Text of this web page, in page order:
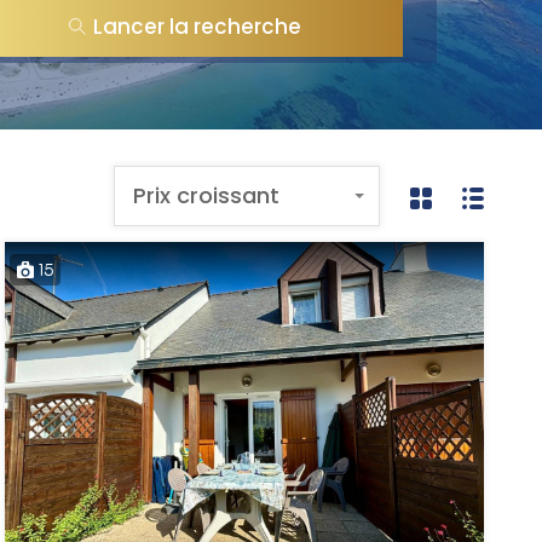
Lancer la recherche
Prix croissant
15